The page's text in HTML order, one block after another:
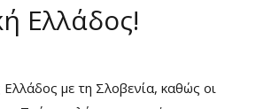
Ελλάδος!
με τη Σλοβενία, καθώς οι